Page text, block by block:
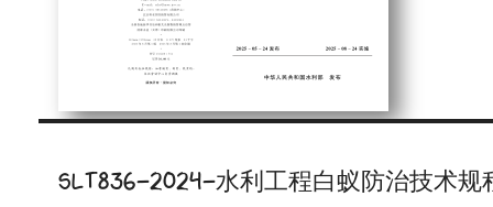
SLT836-2024-水利工程白蚁防治技术规